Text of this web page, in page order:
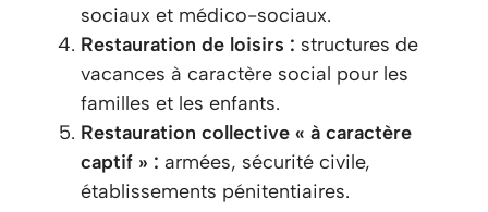
sociaux et médico-sociaux.
Restauration de loisirs : structures de
vacances à caractère social pour les
familles et les enfants.
Restauration collective « à caractère
captif » : armées, sécurité civile,
établissements pénitentiaires.